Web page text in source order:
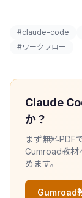
#claude-code
#ワークフロー
Claude
か？
まず無料PDF
Gumroad教材
めます。
Gumroad